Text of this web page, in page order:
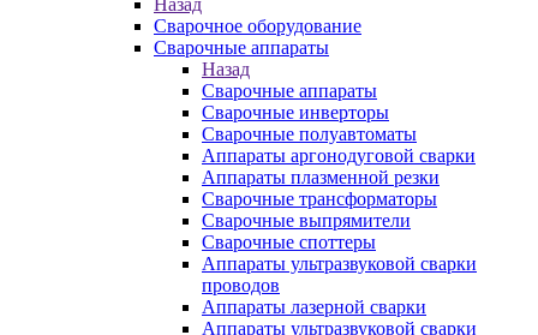
Назад
Сварочное оборудование
Сварочные аппараты
Назад
Сварочные аппараты
Сварочные инверторы
Сварочные полуавтоматы
Аппараты аргонодуговой сварки
Аппараты плазменной резки
Сварочные трансформаторы
Сварочные выпрямители
Сварочные споттеры
Аппараты ультразвуковой сварки
проводов
Аппараты лазерной сварки
Аппараты ультразвуковой сварки